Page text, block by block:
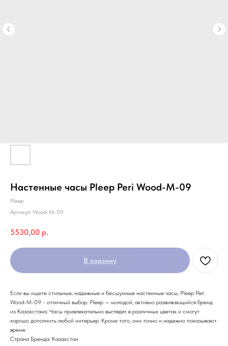
Настенные часы Pleep Peri Wood-M-09
Pleep
Артикул: Wood-M-09
5530,00 р.
В корзину
Если вы ищете стильные, надежные и бесшумные настенные часы, Pleep Peri
Wood-M-09 - отличный выбор. Pleep — молодой, активно развивающийся бренд
из Казахстана. Часы привлекательно выглядят в различных цветах и смогут
хорошо дополнить любой интерьер. Кроме того, они точно и надежно показывают
время.
Страна Бренда: Казахстан